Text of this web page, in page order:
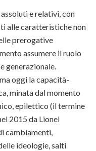
e relativi, con
alle caratteristiche non
prerogative
assumere il ruolo
generazionale.
oggi la capacità-
minata dal momento
epilettico (il termine
2015 da Lionel
cambiamenti,
ideologie, salti